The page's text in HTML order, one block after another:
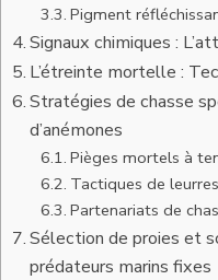
Pigment
Signaux chimiques :
L’étreinte mortelle :
Stratégies de chasse
d’anémones
Pièges mortels à
Tactiques de
Partenariats de
Sélection de proies et
prédateurs marins fixes